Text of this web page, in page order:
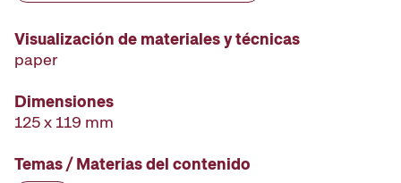
Visualización de materiales y técnicas
paper
Dimensiones
125 x 119 mm
Temas / Materias del contenido